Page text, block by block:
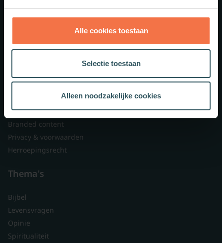
Alle cookies toestaan
Selectie toestaan
Alleen noodzakelijke cookies
Nieuwsbrieven
Veelgestelde vragen
Contact
Branded content
Privacy & voorwaarden
Herroepingsrecht
Thema's
Bijbel
Levensvragen
Opinie
Spiritualiteit